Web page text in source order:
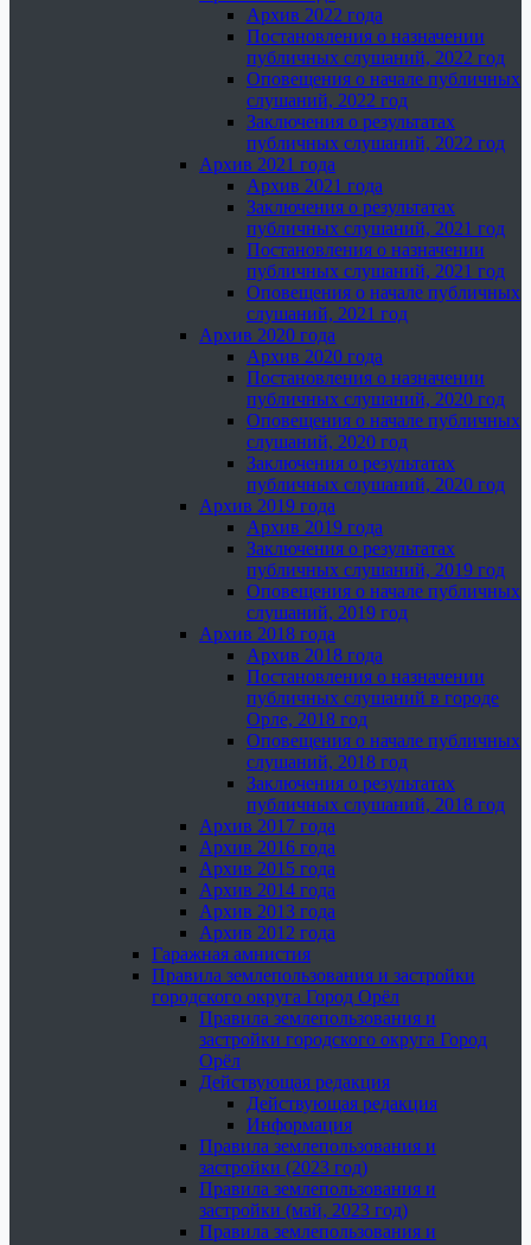
Архив 2022 года
Постановления о назначении
публичных слушаний, 2022 год
Оповещения о начале публичных
слушаний, 2022 год
Заключения о результатах
публичных слушаний, 2022 год
Архив 2021 года
Архив 2021 года
Заключения о результатах
публичных слушаний, 2021 год
Постановления о назначении
публичных слушаний, 2021 год
Оповещения о начале публичных
слушаний, 2021 год
Архив 2020 года
Архив 2020 года
Постановления о назначении
публичных слушаний, 2020 год
Оповещения о начале публичных
слушаний, 2020 год
Заключения о результатах
публичных слушаний, 2020 год
Архив 2019 года
Архив 2019 года
Заключения о результатах
публичных слушаний, 2019 год
Оповещения о начале публичных
слушаний, 2019 год
Архив 2018 года
Архив 2018 года
Постановления о назначении
публичных слушаний в городе
Орле, 2018 год
Оповещения о начале публичных
слушаний, 2018 год
Заключения о результатах
публичных слушаний, 2018 год
Архив 2017 года
Архив 2016 года
Архив 2015 года
Архив 2014 года
Архив 2013 года
Архив 2012 года
Гаражная амнистия
Правила землепользования и застройки
городского округа Город Орёл
Правила землепользования и
застройки городского округа Город
Орёл
Действующая редакция
Действующая редакция
Информация
Правила землепользования и
застройки (2023 год)
Правила землепользования и
застройки (май, 2023 год)
Правила землепользования и